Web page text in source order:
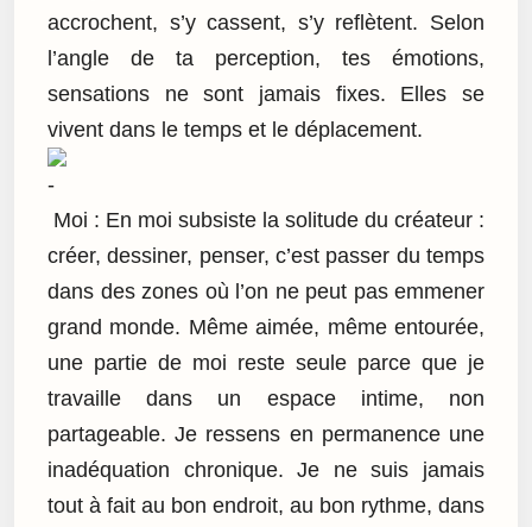
accrochent, s’y cassent, s’y reflètent. Selon
l’angle de ta perception, tes émotions,
sensations ne sont jamais fixes. Elles se
vivent dans le temps et le déplacement.
Moi : En moi subsiste la solitude du créateur :
créer, dessiner, penser, c’est passer du temps
dans des zones où l’on ne peut pas emmener
grand monde. Même aimée, même entourée,
une partie de moi reste seule parce que je
travaille dans un espace intime, non
partageable. Je ressens en permanence une
inadéquation chronique. Je ne suis jamais
tout à fait au bon endroit, au bon rythme, dans